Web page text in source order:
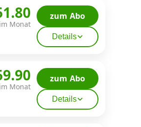
im Monat
zum Abo
Details
im Monat
zum Abo
Details